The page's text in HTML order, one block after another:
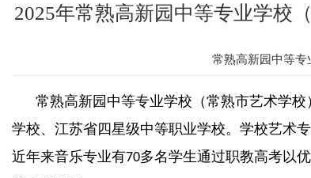
云南
2025年常熟高新园中等专业学校
常熟高新园中等专
常熟高新园中等专业学校（常熟市艺术学
学校、江苏省四星级中等职业学校。学校艺术
近年来音乐专业有70多名学生通过职教高考以